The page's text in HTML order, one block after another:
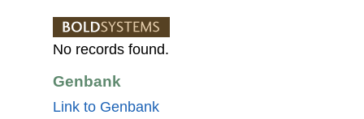
No records found.
Genbank
Link to Genbank